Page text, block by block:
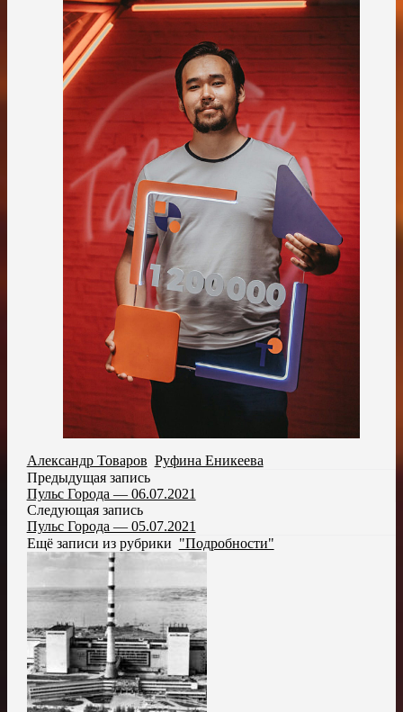
Александр Товаров Руфина Еникеева
Предыдущая запись
Пульс Города — 06.07.2021
Следующая запись
Пульс Города — 05.07.2021
Ещё записи из рубрики "Подробности"